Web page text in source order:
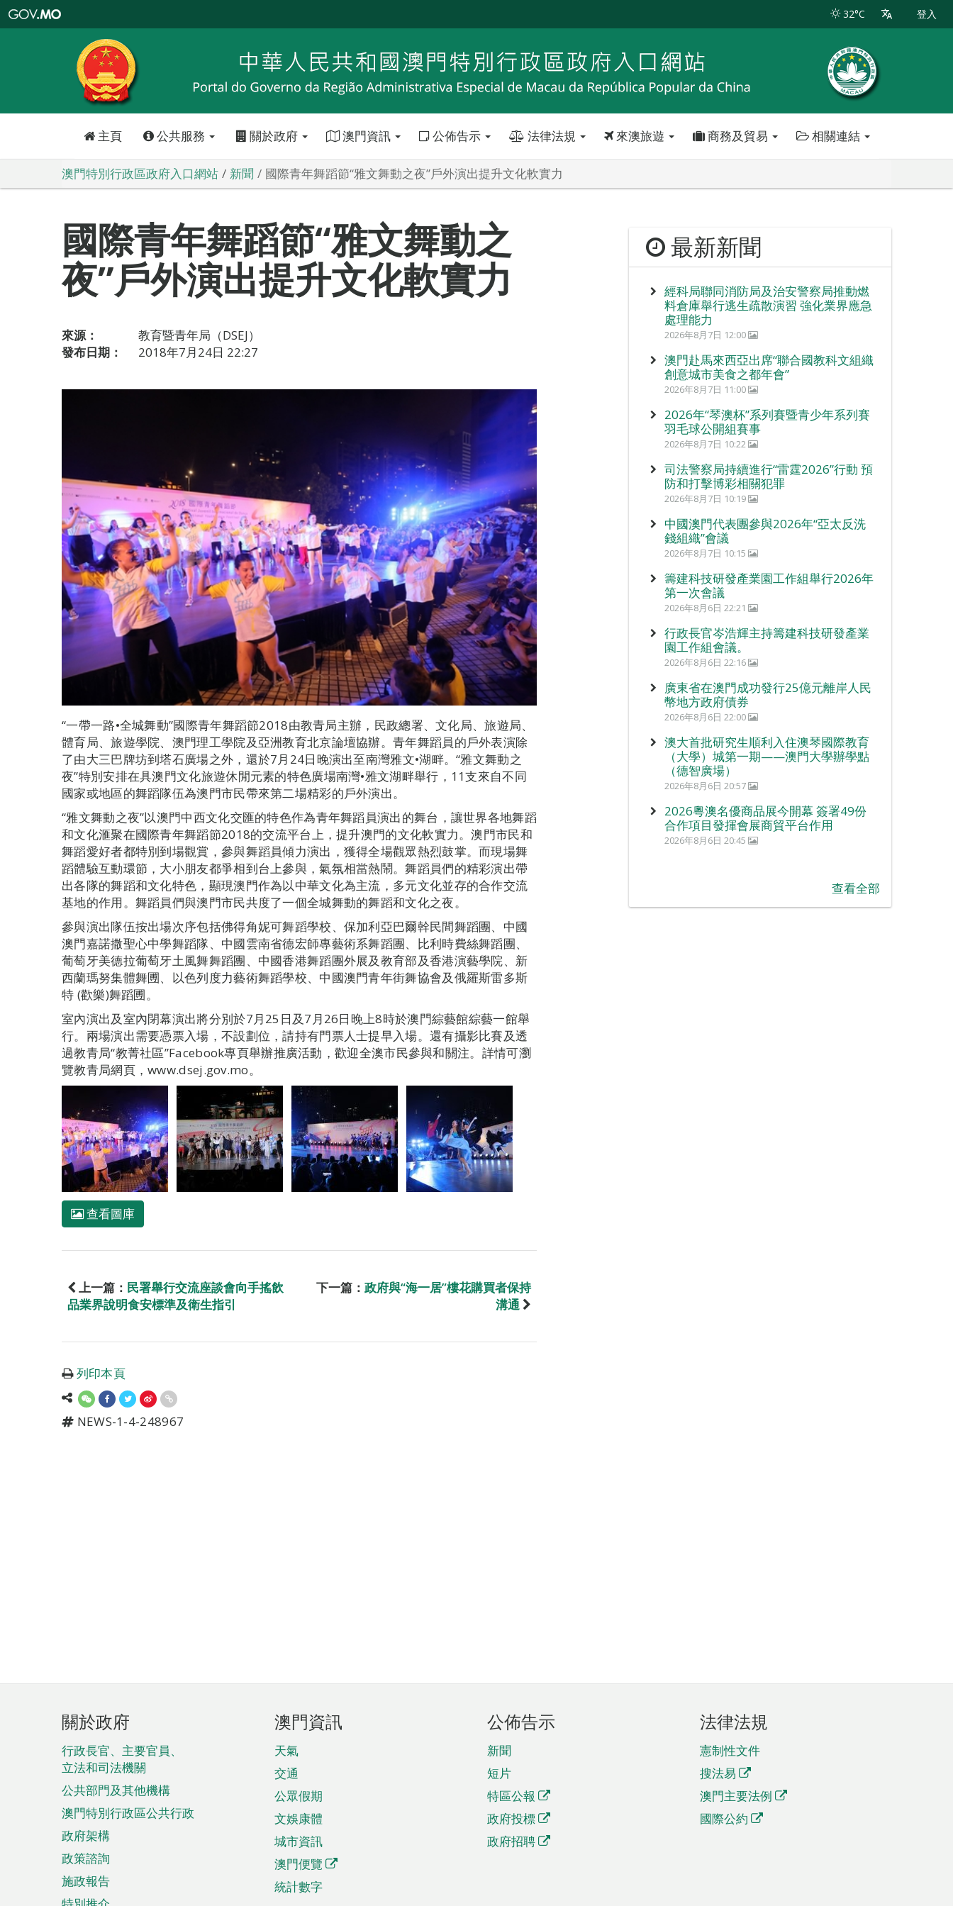
特
政
區
政
口
32°C 登入
主頁 公共服務 關於政府 澳門資訊 公佈告示 法律法規 來澳旅遊 商務及貿易 相關連結
澳門特別行政區政府入口網站 新聞 國際青年舞蹈節“雅文舞動之夜”戶外演出提升文化軟實力
國際青年舞蹈節“雅文舞動之
夜”戶外演出提升文化軟實力
來源：
教育暨青年局（DSEJ）
發布日期：
2018年7月24日 22:27
“一帶一路•全城舞動”國際青年舞蹈節2018由教青局主辦，民政總署、文化局、旅遊局、
體育局、旅遊學院、澳門理工學院及亞洲教育北京論壇協辦。青年舞蹈員的戶外表演除
了由大三巴牌坊到塔石廣場之外，還於7月24日晚演出至南灣雅文•湖畔。“雅文舞動之
夜”特別安排在具澳門文化旅遊休閒元素的特色廣場南灣•雅文湖畔舉行，11支來自不同
國家或地區的舞蹈隊伍為澳門市民帶來第二場精彩的戶外演出。
“雅文舞動之夜”以澳門中西文化交匯的特色作為青年舞蹈員演出的舞台，讓世界各地舞蹈
和文化滙聚在國際青年舞蹈節2018的交流平台上，提升澳門的文化軟實力。澳門市民和
舞蹈愛好者都特別到場觀賞，參與舞蹈員傾力演出，獲得全場觀眾熱烈鼓掌。而現場舞
蹈體驗互動環節，大小朋友都爭相到台上參與，氣氛相當熱鬧。舞蹈員們的精彩演出帶
出各隊的舞蹈和文化特色，顯現澳門作為以中華文化為主流，多元文化並存的合作交流
基地的作用。舞蹈員們與澳門市民共度了一個全城舞動的舞蹈和文化之夜。
參與演出隊伍按出場次序包括佛得角妮可舞蹈學校、保加利亞巴爾幹民間舞蹈團、中國
澳門嘉諾撒聖心中學舞蹈隊、中國雲南省德宏師專藝術系舞蹈團、比利時費絲舞蹈團、
葡萄牙美德拉葡萄牙土風舞舞蹈團、中國香港舞蹈團外展及教育部及香港演藝學院、新
西蘭瑪努集體舞圑、以色列度力藝術舞蹈學校、中國澳門青年街舞協會及俄羅斯雷多斯
特 (歡樂)舞蹈圑。
室內演出及室內閉幕演出將分別於7月25日及7月26日晚上8時於澳門綜藝館綜藝一館舉
行。兩場演出需要憑票入場，不設劃位，請持有門票人士提早入場。還有攝影比賽及透
過教青局“教菁社區”Facebook專頁舉辦推廣活動，歡迎全澳市民參與和關注。詳情可瀏
覽教青局網頁，www.dsej.gov.mo。
查看圖庫
上一篇： 民署舉行交流座談會向手搖飲
品業界說明食安標準及衛生指引
下一篇： 政府與“海一居”樓花購買者保持
溝通
列印本頁
NEWS-1-4-248967
最新新聞
經科局聯同消防局及治安警察局推動燃
料倉庫舉行逃生疏散演習 強化業界應急
處理能力
2026年8月7日 12:00
澳門赴馬來西亞出席“聯合國教科文組織
創意城市美食之都年會”
2026年8月7日 11:00
2026年“琴澳杯”系列賽暨青少年系列賽
羽毛球公開組賽事
2026年8月7日 10:22
司法警察局持續進行“雷霆2026”行動 預
防和打擊博彩相關犯罪
2026年8月7日 10:19
中國澳門代表團參與2026年“亞太反洗
錢組織”會議
2026年8月7日 10:15
籌建科技研發產業園工作組舉行2026年
第一次會議
2026年8月6日 22:21
行政長官岑浩輝主持籌建科技研發產業
園工作組會議。
2026年8月6日 22:16
廣東省在澳門成功發行25億元離岸人民
幣地方政府債券
2026年8月6日 22:00
澳大首批研究生順利入住澳琴國際教育
（大學）城第一期——澳門大學辦學點
（德智廣場）
2026年8月6日 20:57
2026粵澳名優商品展今開幕 簽署49份
合作項目發揮會展商貿平台作用
2026年8月6日 20:45
查看全部
頁
腳
菜
單
關於政府
行政長官、主要官員、
立法和司法機關
公共部門及其他機構
澳門特別行政區公共行政
政府架構
政策諮詢
施政報告
澳門資訊
天氣
交通
公眾假期
文娛康體
城市資訊
澳門便覽
統計數字
公佈告示
新聞
短片
特區公報
政府投標
政府招聘
法律法規
憲制性文件
搜法易
澳門主要法例
國際公約